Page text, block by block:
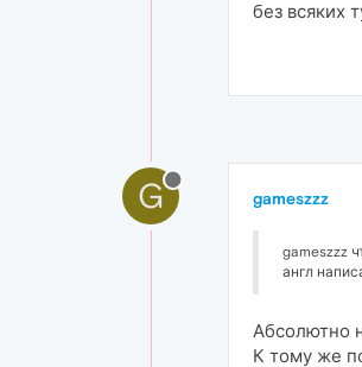
без всяких
G gameszzz
gameszzz
англ
Абсолютно
К тому же